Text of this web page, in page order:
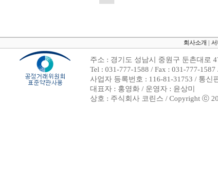
회사소개
주소 : 경기도 성남시 중원구 둔촌대로
Tel : 031-777-1588 / Fax : 031-777-
사업자 등록번호 : 116-81-31753 / 통신
대표자 : 홍영화 / 운영자 : 윤상미
상호 : 주식회사 코린스 / Copyright ⓒ